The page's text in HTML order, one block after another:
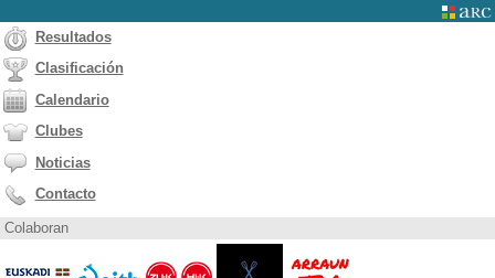
Resultados
Clasificación
Calendario
Clubes
Noticias
Contacto
Colaboran